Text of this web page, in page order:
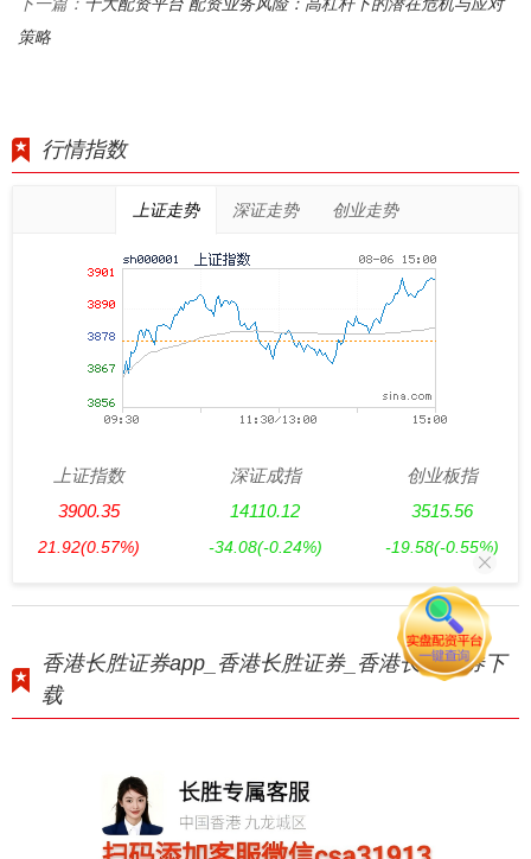
下一篇：
策略
行情指数
上证走势 深证走势 创业走势
上证指数
3900.35
21.92(0.57%)
深证成指
14110.12
-34.08(-0.24%)
创业板指
3515.56
-19.58(-0.55%)
香港长胜证券app_香港长胜证券_香港长胜证券下
载